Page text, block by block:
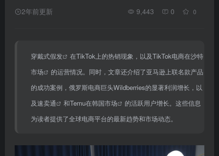
2年前更新 9,443 0 0
穿戴式假发 在TikTok上的热销现象，以及TikTok电商在沙特
市场
的运营情况。同时，文章还介绍了亚马逊上联名款产品
的成功案例，俄罗斯电商巨头Wildberries的显著利润增长，以
及速卖通 和Temu在韩国市场
的活跃用户增长。这些信息
为读者提供了全球电商平台的最新趋势和市场动态。